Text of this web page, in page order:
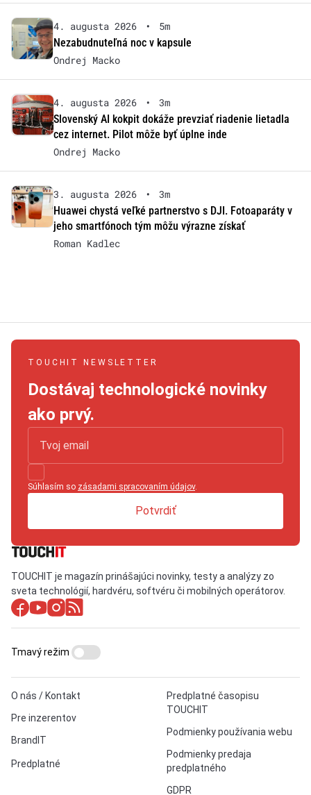
4. augusta 2026 •
5m
Nezabudnuteľná noc v kapsule
Ondrej Macko
4. augusta 2026 •
3m
Slovenský AI kokpit dokáže prevziať riadenie lietadla
cez internet. Pilot môže byť úplne inde
Ondrej Macko
3. augusta 2026 •
3m
Huawei chystá veľké partnerstvo s DJI. Fotoaparáty v
jeho smartfónoch tým môžu výrazne získať
Roman Kadlec
TOUCHIT NEWSLETTER
Dostávaj technologické novinky
ako prvý.
Súhlasím so zásadami spracovaním údajov.
Potvrdiť
TOUCHIT je magazín prinášajúci novinky, testy a analýzy zo
sveta technológií, hardvéru, softvéru či mobilných operátorov.
O nás / Kontakt
Pre inzerentov
BrandIT
Predplatné
Predplatné časopisu
TOUCHIT
Podmienky používania webu
Podmienky predaja
predplatného
GDPR
Tmavý režim